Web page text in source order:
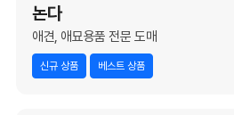
논다
애견, 애묘용품 전문 도매
신규 상품 베스트 상품